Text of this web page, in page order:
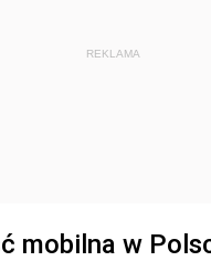
REKLAMA
mobilna w